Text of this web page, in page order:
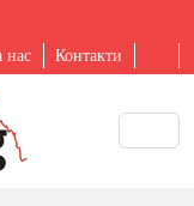
нас Контакти